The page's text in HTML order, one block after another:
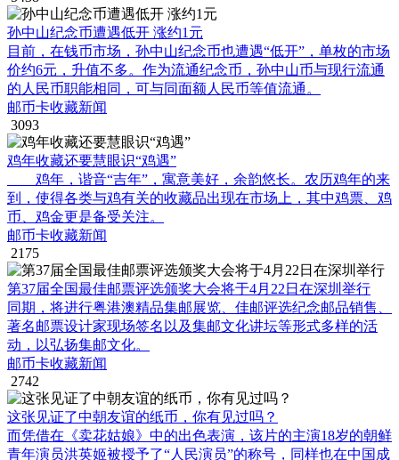
孙中山纪念币遭遇低开 涨约1元
目前，在钱币市场，孙中山纪念币也遭遇“低开”，单枚的市场
价约6元，升值不多。作为流通纪念币，孙中山币与现行流通
的人民币职能相同，可与同面额人民币等值流通。
邮币卡收藏新闻
3093
鸡年收藏还要慧眼识“鸡遇”
鸡年，谐音“吉年”，寓意美好，余韵悠长。农历鸡年的来
到，使得各类与鸡有关的收藏品出现在市场上，其中鸡票、鸡
币、鸡金更是备受关注。
邮币卡收藏新闻
2175
第37届全国最佳邮票评选颁奖大会将于4月22日在深圳举行
同期，将进行粤港澳精品集邮展览、佳邮评选纪念邮品销售、
著名邮票设计家现场签名以及集邮文化讲坛等形式多样的活
动，以弘扬集邮文化。
邮币卡收藏新闻
2742
这张见证了中朝友谊的纸币，你有见过吗？
而凭借在《卖花姑娘》中的出色表演，该片的主演18岁的朝鲜
青年演员洪英姬被授予了“人民演员”的称号，同样也在中国成